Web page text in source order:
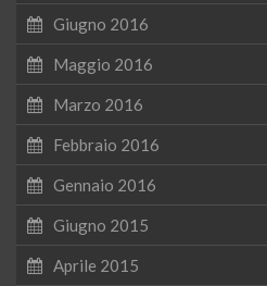
Giugno 2016
Maggio 2016
Marzo 2016
Febbraio 2016
Gennaio 2016
Giugno 2015
Aprile 2015